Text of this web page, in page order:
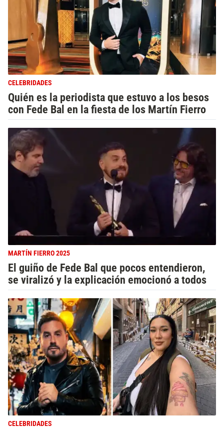
CELEBRIDADES
Quién es la periodista que estuvo a los besos
con Fede Bal en la fiesta de los Martín Fierro
MARTÍN FIERRO 2025
El guiño de Fede Bal que pocos entendieron,
se viralizó y la explicación emocionó a todos
CELEBRIDADES